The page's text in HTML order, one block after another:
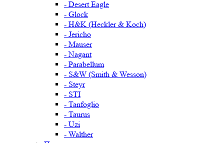
- Desert Eagle
- Glock
- H&K (Heckler & Koch)
- Jericho
- Mauser
- Nagant
- Parabellum
- S&W (Smith & Wesson)
- Steyr
- STI
- Tanfoglio
- Taurus
- Uzi
- Walther